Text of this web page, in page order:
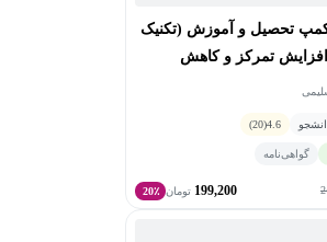
تحصيل و آموزش (تکنيک
تمرکز و کاهش
4.6
(20)
گواهی‌نامه
199,200 تومان 20٪